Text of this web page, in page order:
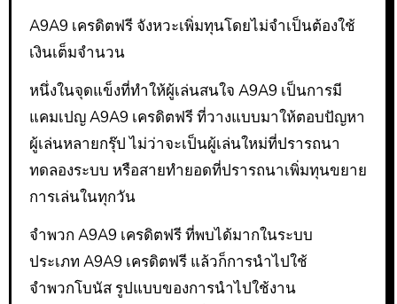
A9A9 เครดิตฟรี จังหวะเพิ่มทุนโดยไม่จำเป็นต้องใช้
เงินเต็มจำนวน
หนึ่งในจุดแข็งที่ทำให้ผู้เล่นสนใจ A9A9 เป็นการมี
แคมเปญ A9A9 เครดิตฟรี ที่วางแบบมาให้ตอบปัญหา
ผู้เล่นหลายกรุ๊ป ไม่ว่าจะเป็นผู้เล่นใหม่ที่ปรารถนา
ทดลองระบบ หรือสายทำยอดที่ปรารถนาเพิ่มทุนขยาย
การเล่นในทุกวัน
จำพวก A9A9 เครดิตฟรี ที่พบได้มากในระบบ
ประเภท A9A9 เครดิตฟรี แล้วก็การนำไปใช้
จำพวกโบนัส รูปแบบของการนำไปใช้งาน